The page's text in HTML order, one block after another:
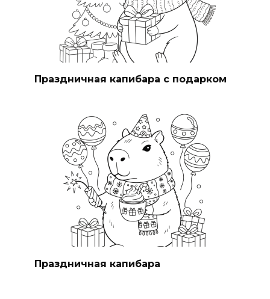
Праздничная капибара с подарком
Праздничная капибара